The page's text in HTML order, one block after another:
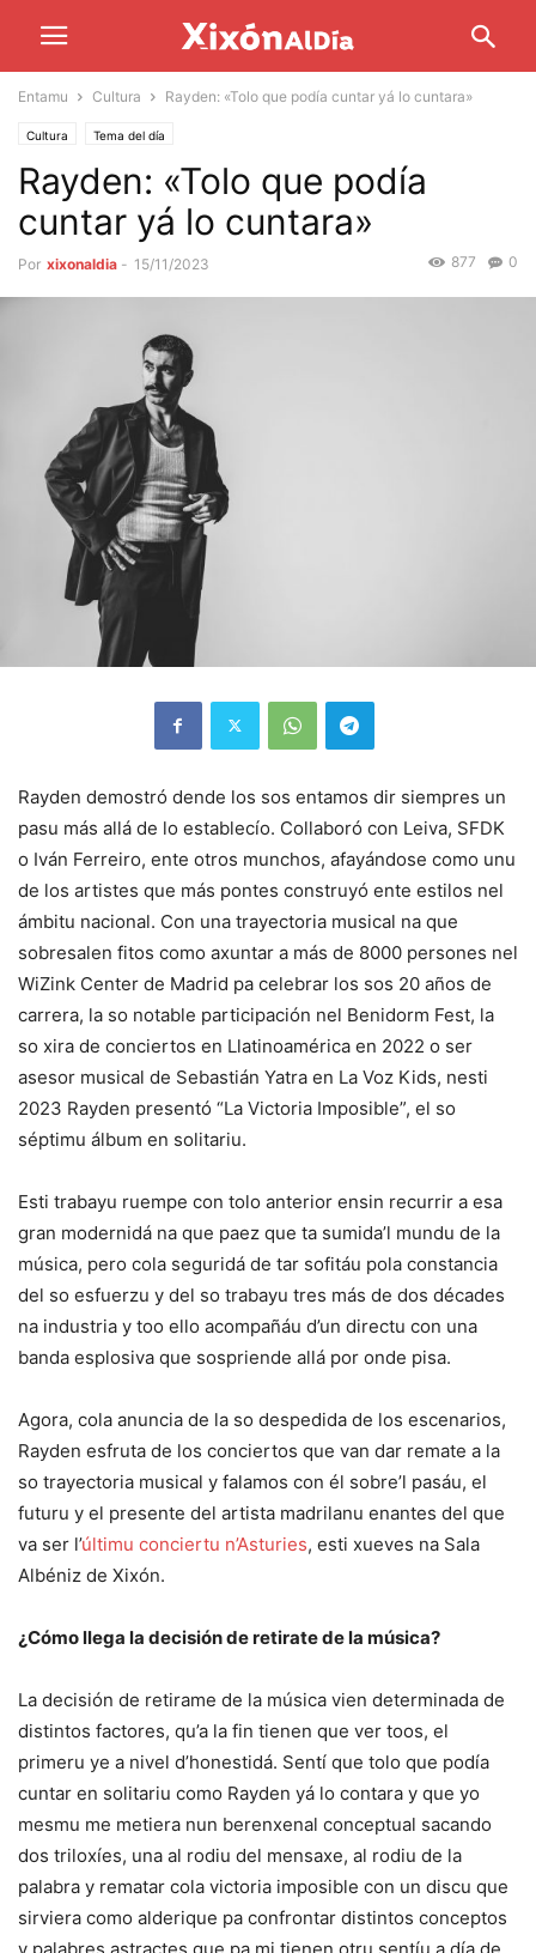
Entamu Cultura Rayden: «Tolo que podía cuntar yá lo cuntara»
Cultura Tema del día
Rayden: «Tolo que podía
cuntar yá lo cuntara»
Por xixonaldia - 15/11/2023 0
877
Rayden demostró dende los sos entamos dir siempres un
pasu más allá de lo establecío. Collaboró con Leiva, SFDK
o Iván Ferreiro, ente otros munchos, afayándose como unu
de los artistes que más pontes construyó ente estilos nel
ámbitu nacional. Con una trayectoria musical na que
sobresalen fitos como axuntar a más de 8000 persones nel
WiZink Center de Madrid pa celebrar los sos 20 años de
carrera, la so notable participación nel Benidorm Fest, la
so xira de conciertos en Llatinoamérica en 2022 o ser
asesor musical de Sebastián Yatra en La Voz Kids, nesti
2023 Rayden presentó “La Victoria Imposible”, el so
séptimu álbum en solitariu.
Esti trabayu ruempe con tolo anterior ensin recurrir a esa
gran modernidá na que paez que ta sumida’l mundu de la
música, pero cola seguridá de tar sofitáu pola constancia
del so esfuerzu y del so trabayu tres más de dos décades
na industria y too ello acompañáu d’un directu con una
banda esplosiva que sospriende allá por onde pisa.
Agora, cola anuncia de la so despedida de los escenarios,
Rayden esfruta de los conciertos que van dar remate a la
so trayectoria musical y falamos con él sobre’l pasáu, el
futuru y el presente del artista madrilanu enantes del que
va ser l’últimu conciertu n’Asturies, esti xueves na Sala
Albéniz de Xixón.
¿Cómo llega la decisión de retirate de la música?
La decisión de retirame de la música vien determinada de
distintos factores, qu’a la fin tienen que ver toos, el
primeru ye a nivel d’honestidá. Sentí que tolo que podía
cuntar en solitariu como Rayden yá lo contara y que yo
mesmu me metiera nun berenxenal conceptual sacando
dos triloxíes, una al rodiu del mensaxe, al rodiu de la
palabra y rematar cola victoria imposible con un discu que
sirviera como alderique pa confrontar distintos conceptos
y palabres astractes que pa mi tienen otru sentíu a día de